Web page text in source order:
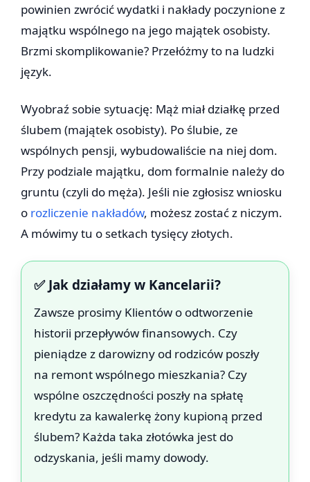
powinien zwrócić wydatki i nakłady poczynione z
majątku wspólnego na jego majątek osobisty.
Brzmi skomplikowanie? Przełóżmy to na ludzki
język.
Wyobraź sobie sytuację: Mąż miał działkę przed
ślubem (majątek osobisty). Po ślubie, ze
wspólnych pensji, wybudowaliście na niej dom.
Przy podziale majątku, dom formalnie należy do
gruntu (czyli do męża). Jeśli nie zgłosisz wniosku
o rozliczenie nakładów, możesz zostać z niczym.
A mówimy tu o setkach tysięcy złotych.
✅ Jak działamy w Kancelarii?
Zawsze prosimy Klientów o odtworzenie
historii przepływów finansowych. Czy
pieniądze z darowizny od rodziców poszły
na remont wspólnego mieszkania? Czy
wspólne oszczędności poszły na spłatę
kredytu za kawalerkę żony kupioną przed
ślubem? Każda taka złotówka jest do
odzyskania, jeśli mamy dowody.